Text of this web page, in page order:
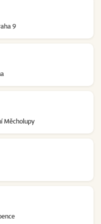
9
Měcholupy